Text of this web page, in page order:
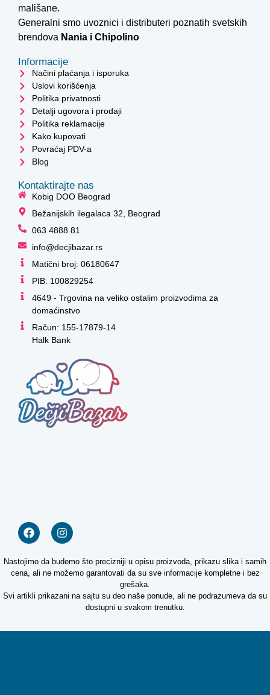
mališane.
Generalni smo uvoznici i distributeri poznatih svetskih
brendova Nania i Chipolino
Informacije
Načini plaćanja i isporuka
Uslovi korišćenja
Politika privatnosti
Detalji ugovora i prodaji
Politika reklamacije
Kako kupovati
Povraćaj PDV-a
Blog
Kontaktirajte nas
Kobig DOO Beograd
Bežanijskih ilegalaca 32, Beograd
063 4888 81
info@decjibazar.rs
Matični broj: 06180647
PIB: 100829254
4649 - Trgovina na veliko ostalim proizvodima za
domaćinstvo
Račun: 155-17879-14
Halk Bank
Svi artikli prikazani na sajtu su deo naše ponude, ali ne podrazumeva da su